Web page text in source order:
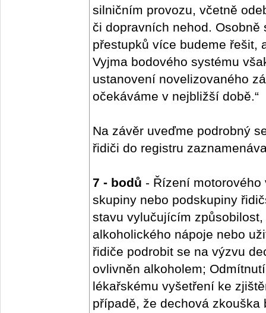
silničním provozu, včetně
či dopravních nehod.
přestupků více budeme řešit,
Vyjma bodového systému
ustanovení novelizovaného
očekáváme v nejbližší době.“
Na závěr uveďme podrobný
řidiči do registru
7 - bodů - Řízení
skupiny nebo podskupiny
stavu vylučujícím
alkoholického nápoje nebo
řidiče podrobit se na výzvu
ovlivněn alkoholem;
lékařskému vyšetření ke
případě, že dechová